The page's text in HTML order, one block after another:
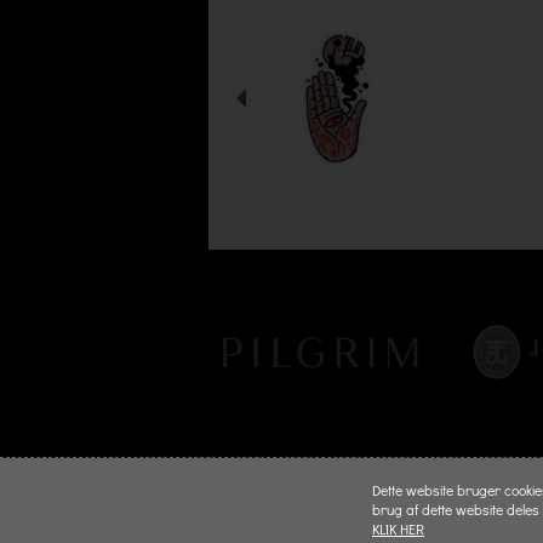
Dette website bruger
brug af dette website
KLIK HER